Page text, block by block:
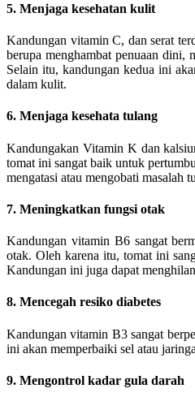
5. Menjaga kesehatan kulit
Kandungan vitamin C, dan serat
berupa menghambat penuaan dini,
Selain itu, kandungan kedua ini
dalam kulit.
6. Menjaga kesehata tulang
Kandungakan Vitamin K dan
tomat ini sangat baik untuk
mengatasi atau mengobati masalah
7. Meningkatkan fungsi otak
Kandungan vitamin B6 sangat
otak. Oleh karena itu, tomat ini
Kandungan ini juga dapat
8. Mencegah resiko diabetes
Kandungan vitamin B3 sangat
ini akan memperbaiki sel atau
9. Mengontrol kadar gula darah